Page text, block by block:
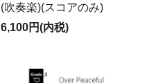
(吹奏楽)(スコアのみ)
6,100円(内税)